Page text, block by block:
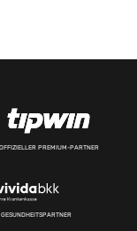
OFFIZIELLER PREMIUM-PARTNER